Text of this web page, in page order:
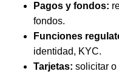
Pagos y fondos:
fondos.
Funciones
identidad, KYC.
Tarjetas: solicitar o